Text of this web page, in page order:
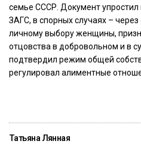
семье СССР. Документ упростил
ЗАГС, в спорных случаях – через
личному выбору женщины,
отцовства в добровольном и в
подтвердил режим общей
регулировал алиментные
Татьяна Лянная